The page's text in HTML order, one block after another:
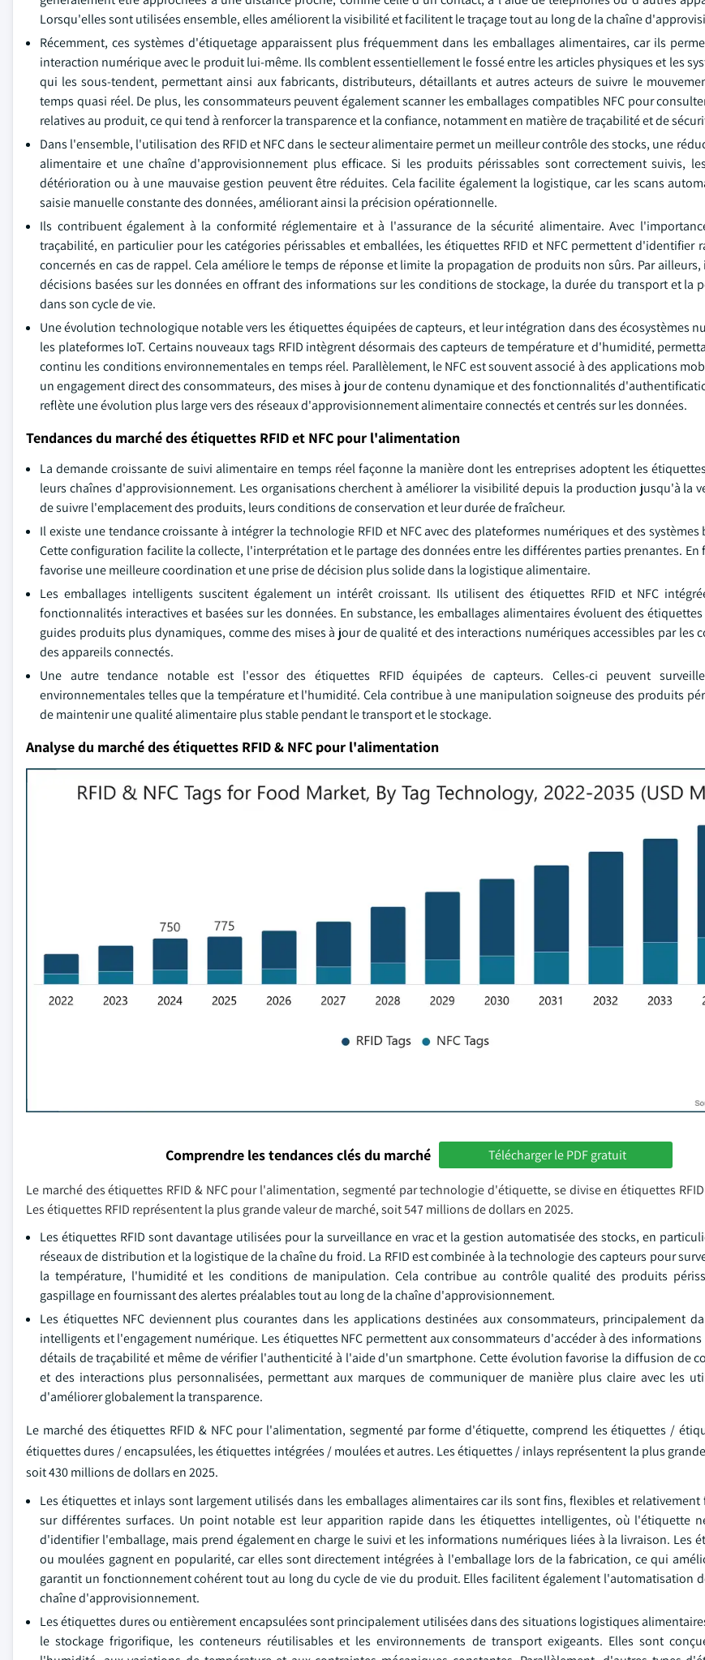
Lorsqu'elles sont utilisées ensemble, elles améliorent la visibilité et facilitent le traçage tout au long de la chaîne
Récemment, ces systèmes d'étiquetage apparaissent plus fréquemment dans les emballages alimentaires, car ils
interaction numérique avec le produit lui-même. Ils comblent essentiellement le fossé entre les articles physiques et les
qui les sous-tendent, permettant ainsi aux fabricants, distributeurs, détaillants et autres acteurs de suivre le
temps quasi réel. De plus, les consommateurs peuvent également scanner les emballages compatibles NFC pour
relatives au produit, ce qui tend à renforcer la transparence et la confiance, notamment en matière de traçabilité et de
Dans l'ensemble, l'utilisation des RFID et NFC dans le secteur alimentaire permet un meilleur contrôle des stocks, une
alimentaire et une chaîne d'approvisionnement plus efficace. Si les produits périssables sont correctement suivis,
détérioration ou à une mauvaise gestion peuvent être réduites. Cela facilite également la logistique, car les scans
saisie manuelle constante des données, améliorant ainsi la précision opérationnelle.
Ils contribuent également à la conformité réglementaire et à l'assurance de la sécurité alimentaire. Avec
traçabilité, en particulier pour les catégories périssables et emballées, les étiquettes RFID et NFC permettent d'identifier
concernés en cas de rappel. Cela améliore le temps de réponse et limite la propagation de produits non sûrs. Par
décisions basées sur les données en offrant des informations sur les conditions de stockage, la durée du transport et la
dans son cycle de vie.
Une évolution technologique notable vers les étiquettes équipées de capteurs, et leur intégration dans des écosystèmes
les plateformes IoT. Certains nouveaux tags RFID intègrent désormais des capteurs de température et d'humidité,
continu les conditions environnementales en temps réel. Parallèlement, le NFC est souvent associé à des applications
un engagement direct des consommateurs, des mises à jour de contenu dynamique et des fonctionnalités
reflète une évolution plus large vers des réseaux d'approvisionnement alimentaire connectés et centrés sur les données.
Tendances du marché des étiquettes RFID et NFC pour l'alimentation
La demande croissante de suivi alimentaire en temps réel façonne la manière dont les entreprises adoptent les étiquettes
leurs chaînes d'approvisionnement. Les organisations cherchent à améliorer la visibilité depuis la production jusqu'à la
de suivre l'emplacement des produits, leurs conditions de conservation et leur durée de fraîcheur.
Il existe une tendance croissante à intégrer la technologie RFID et NFC avec des plateformes numériques et des systèmes
Cette configuration facilite la collecte, l'interprétation et le partage des données entre les différentes parties prenantes. En
favorise une meilleure coordination et une prise de décision plus solide dans la logistique alimentaire.
Les emballages intelligents suscitent également un intérêt croissant. Ils utilisent des étiquettes RFID et NFC
fonctionnalités interactives et basées sur les données. En substance, les emballages alimentaires évoluent des
guides produits plus dynamiques, comme des mises à jour de qualité et des interactions numériques accessibles par les
des appareils connectés.
Une autre tendance notable est l'essor des étiquettes RFID équipées de capteurs. Celles-ci peuvent
environnementales telles que la température et l'humidité. Cela contribue à une manipulation soigneuse des produits
de maintenir une qualité alimentaire plus stable pendant le transport et le stockage.
Analyse du marché des étiquettes RFID & NFC pour l'alimentation
Comprendre les tendances clés du marché Télécharger le PDF gratuit
Le marché des étiquettes RFID & NFC pour l'alimentation, segmenté par technologie d'étiquette, se divise en étiquettes
Les étiquettes RFID représentent la plus grande valeur de marché, soit 547 millions de dollars en 2025.
Les étiquettes RFID sont davantage utilisées pour la surveillance en vrac et la gestion automatisée des stocks, en
réseaux de distribution et la logistique de la chaîne du froid. La RFID est combinée à la technologie des capteurs pour
la température, l'humidité et les conditions de manipulation. Cela contribue au contrôle qualité des produits
gaspillage en fournissant des alertes préalables tout au long de la chaîne d'approvisionnement.
Les étiquettes NFC deviennent plus courantes dans les applications destinées aux consommateurs, principalement
intelligents et l'engagement numérique. Les étiquettes NFC permettent aux consommateurs d'accéder à des
détails de traçabilité et même de vérifier l'authenticité à l'aide d'un smartphone. Cette évolution favorise la diffusion de
et des interactions plus personnalisées, permettant aux marques de communiquer de manière plus claire avec les
d'améliorer globalement la transparence.
Le marché des étiquettes RFID & NFC pour l'alimentation, segmenté par forme d'étiquette, comprend les étiquettes /
étiquettes dures / encapsulées, les étiquettes intégrées / moulées et autres. Les étiquettes / inlays représentent la plus
soit 430 millions de dollars en 2025.
Les étiquettes et inlays sont largement utilisés dans les emballages alimentaires car ils sont fins, flexibles et
sur différentes surfaces. Un point notable est leur apparition rapide dans les étiquettes intelligentes, où l'étiquette
d'identifier l'emballage, mais prend également en charge le suivi et les informations numériques liées à la livraison. Les
ou moulées gagnent en popularité, car elles sont directement intégrées à l'emballage lors de la fabrication, ce qui
garantit un fonctionnement cohérent tout au long du cycle de vie du produit. Elles facilitent également l'automatisation
chaîne d'approvisionnement.
Les étiquettes dures ou entièrement encapsulées sont principalement utilisées dans des situations logistiques
le stockage frigorifique, les conteneurs réutilisables et les environnements de transport exigeants. Elles sont